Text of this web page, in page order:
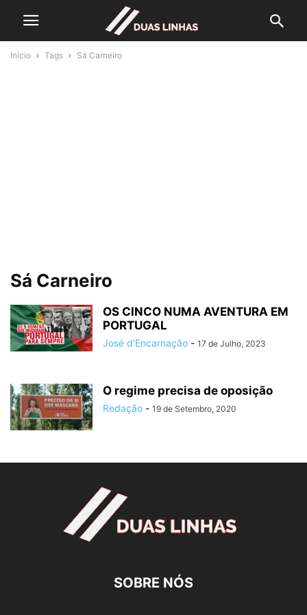
Início Tags Sá Carneiro
Sá Carneiro
OS CINCO NUMA AVENTURA EM
PORTUGAL
José d'Encarnação - 17 de Julho, 2023
O regime precisa de oposição
Redação - 19 de Setembro, 2020
SOBRE NÓS